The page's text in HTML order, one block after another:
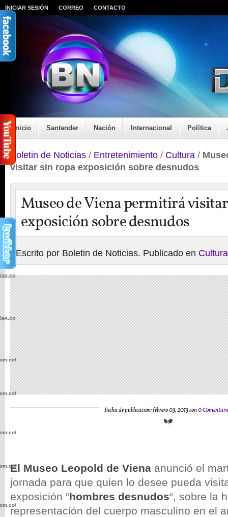
INICIAR SESIÓN CORREO CONTACTO
Inicio Santander Nación Internacional Política
Boletin de Noticias / Entretenimiento / Cultura /
visitar sin ropa exposición sobre desnudos
Museo de Viena permitirá
exposición sobre desnudos
Escrito por Boletin de Noticias. Publicado en Cultura
Fecha de publicación: febrero 03, 2013 con0
El Museo Leopold de Viena anunció el
jornada para que quien lo desee pueda
exposición “hombres desnudos“, sobre la
representación del cuerpo masculino en el
wp-
wp-
wp-
wp-
wp-
wp-
wp-